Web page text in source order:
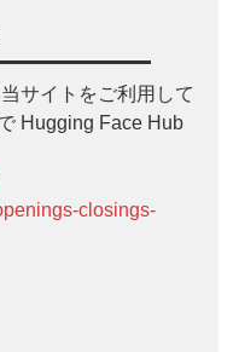
サイトをご利用して
Hugging Face Hub
closings-